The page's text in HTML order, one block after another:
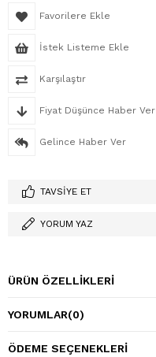
Favorilere Ekle
İstek Listeme Ekle
Karşılaştır
Fiyat Düşünce Haber Ver
Gelince Haber Ver
TAVSIYE ET
YORUM YAZ
ÜRÜN ÖZELLIKLERI
YORUMLAR(0)
ÖDEME SEÇENEKLERI